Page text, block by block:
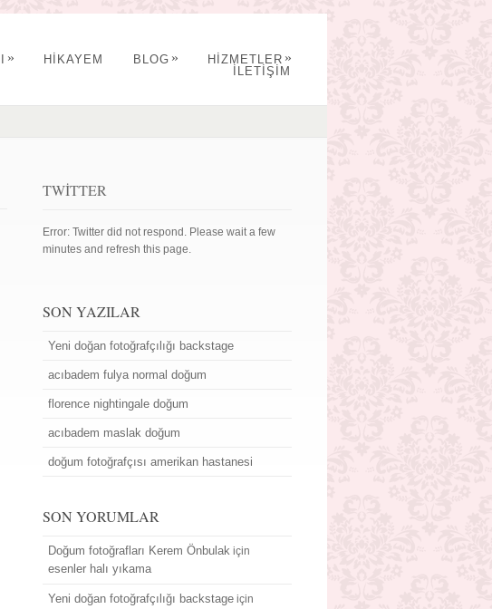
» HİKAYEM BLOG » HİZMETLER »
İLETİŞİM
TWITTER
Error: Twitter did not respond. Please wait a few
minutes and refresh this page.
SON YAZILAR
Yeni doğan fotoğrafçılığı backstage
acıbadem fulya normal doğum
florence nightingale doğum
acıbadem maslak doğum
doğum fotoğrafçısı amerikan hastanesi
SON YORUMLAR
Doğum fotoğrafları Kerem Önbulak için
esenler halı yıkama
Yeni doğan fotoğrafçılığı backstage için